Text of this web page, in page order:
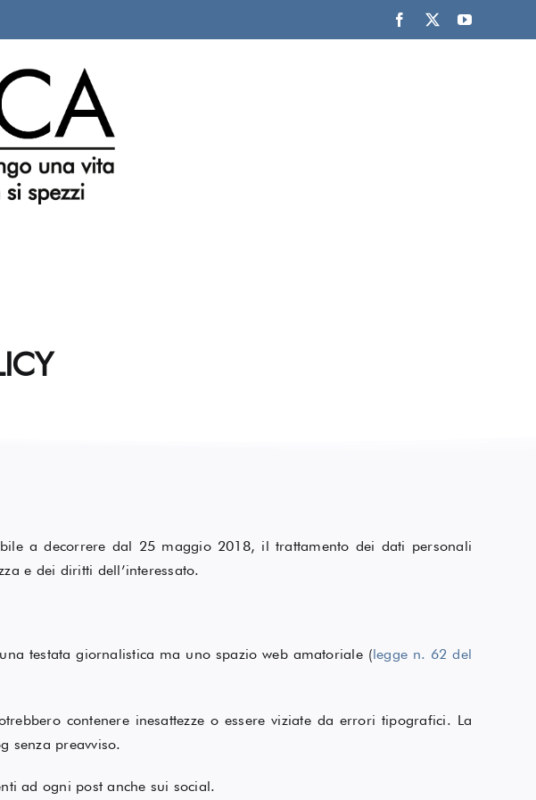
a decorrere dal 25 maggio 2018, il trattamento dei dati personali
e dei diritti dell’interessato.
testata giornalistica ma uno spazio web amatoriale (legge n. 62 del
contenere inesattezze o essere viziate da errori tipografici. La
senza preavviso.
ad ogni post anche sui social.